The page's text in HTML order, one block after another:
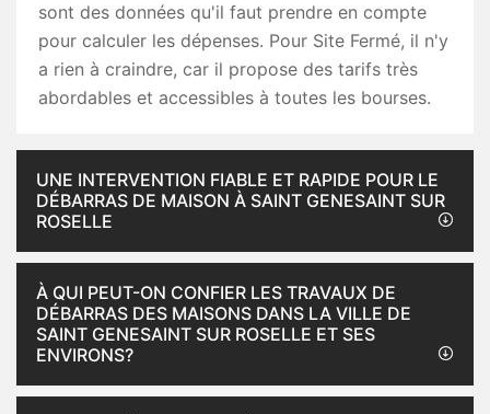
sont des données qu'il faut prendre en compte
pour calculer les dépenses. Pour Site Fermé, il n'y
a rien à craindre, car il propose des tarifs très
abordables et accessibles à toutes les bourses.
UNE INTERVENTION FIABLE ET RAPIDE POUR LE
DÉBARRAS DE MAISON À SAINT GENESAINT SUR
ROSELLE
À QUI PEUT-ON CONFIER LES TRAVAUX DE
DÉBARRAS DES MAISONS DANS LA VILLE DE
SAINT GENESAINT SUR ROSELLE ET SES
ENVIRONS?